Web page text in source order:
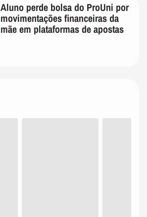
Aluno perde bolsa do ProUni por
movimentações financeiras da
mãe em plataformas de apostas